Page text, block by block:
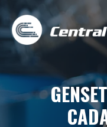
content